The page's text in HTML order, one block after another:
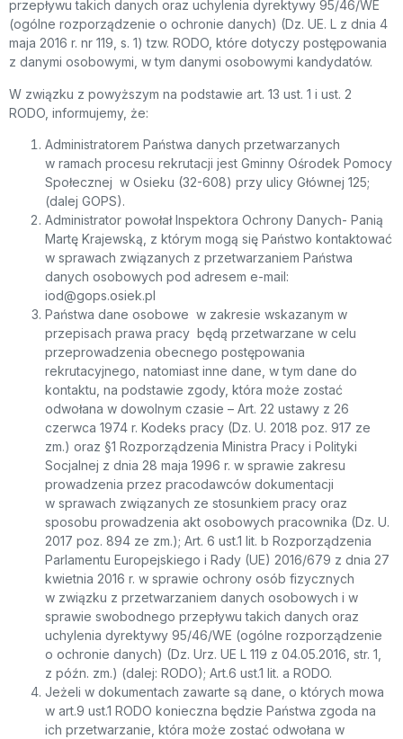
przepływu takich danych oraz uchylenia dyrektywy 95/46/WE
(ogólne rozporządzenie o ochronie danych) (Dz. UE. L z dnia 4
maja 2016 r. nr 119, s. 1) tzw. RODO, które dotyczy postępowania
z danymi osobowymi, w tym danymi osobowymi kandydatów.
W związku z powyższym na podstawie art. 13 ust. 1 i ust. 2
RODO, informujemy, że:
Administratorem Państwa danych przetwarzanych
w ramach procesu rekrutacji jest Gminny Ośrodek Pomocy
Społecznej w Osieku (32-608) przy ulicy Głównej 125;
(dalej GOPS).
Administrator powołał Inspektora Ochrony Danych- Panią
Martę Krajewską, z którym mogą się Państwo kontaktować
w sprawach związanych z przetwarzaniem Państwa
danych osobowych pod adresem e-mail:
iod@gops.osiek.pl
Państwa dane osobowe w zakresie wskazanym w
przepisach prawa pracy będą przetwarzane w celu
przeprowadzenia obecnego postępowania
rekrutacyjnego, natomiast inne dane, w tym dane do
kontaktu, na podstawie zgody, która może zostać
odwołana w dowolnym czasie – Art. 22 ustawy z 26
czerwca 1974 r. Kodeks pracy (Dz. U. 2018 poz. 917 ze
zm.) oraz §1 Rozporządzenia Ministra Pracy i Polityki
Socjalnej z dnia 28 maja 1996 r. w sprawie zakresu
prowadzenia przez pracodawców dokumentacji
w sprawach związanych ze stosunkiem pracy oraz
sposobu prowadzenia akt osobowych pracownika (Dz. U.
2017 poz. 894 ze zm.); Art. 6 ust.1 lit. b Rozporządzenia
Parlamentu Europejskiego i Rady (UE) 2016/679 z dnia 27
kwietnia 2016 r. w sprawie ochrony osób fizycznych
w związku z przetwarzaniem danych osobowych i w
sprawie swobodnego przepływu takich danych oraz
uchylenia dyrektywy 95/46/WE (ogólne rozporządzenie
o ochronie danych) (Dz. Urz. UE L 119 z 04.05.2016, str. 1,
z późn. zm.) (dalej: RODO); Art.6 ust.1 lit. a RODO.
Jeżeli w dokumentach zawarte są dane, o których mowa
w art.9 ust.1 RODO konieczna będzie Państwa zgoda na
ich przetwarzanie, która może zostać odwołana w